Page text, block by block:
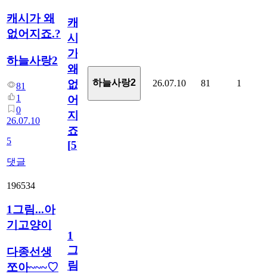
캐시가 왜
없어지죠.?
하늘사랑2
81
1
0
26.07.10
5
댓글
캐
시
가
왜
없
어
지
죠.?
[5]
하늘사랑2 26.07.10 81 1
196534
1그림...아
기고양이
다종선생
쪼아~~~♡
1
그
림...